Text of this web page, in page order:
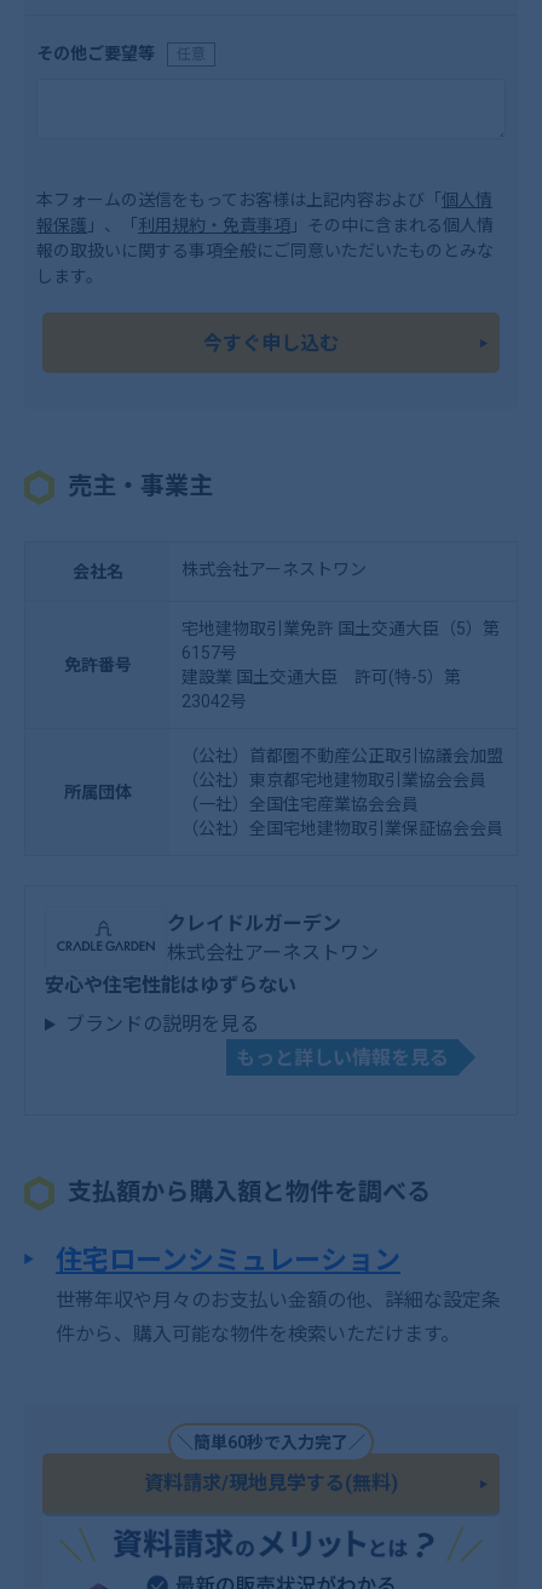
その他ご要望等
本フォームの送信をもってお客様は上記内容および「 個人情
報保護 」、「 利用規約・免責事項 」その中に含まれる個人情
報の取扱いに関する事項全般にご同意いただいたものとみな
します。
今すぐ申し込む
売主・事業主
会社名 株式会社アーネストワン
免許番号
宅地建物取引業免許 国土交通大臣（5）第
6157号
建設業 国土交通大臣 許可(特-5）第
23042号
所属団体
（公社）首都圏不動産公正取引協議会加盟
（公社）東京都宅地建物取引業協会会員
（一社）全国住宅産業協会会員
（公社）全国宅地建物取引業保証協会会員
クレイドルガーデン
株式会社アーネストワン
安心や住宅性能はゆずらない
ブランドの説明を見る
もっと詳しい情報を見る
支払額から購入額と物件を調べる
住宅ローンシミュレーション
世帯年収や月々のお支払い金額の他、詳細な設定条
件から、購入可能な物件を検索いただけます。
＼簡単60秒で入力完了／
資料請求/現地見学する(無料)